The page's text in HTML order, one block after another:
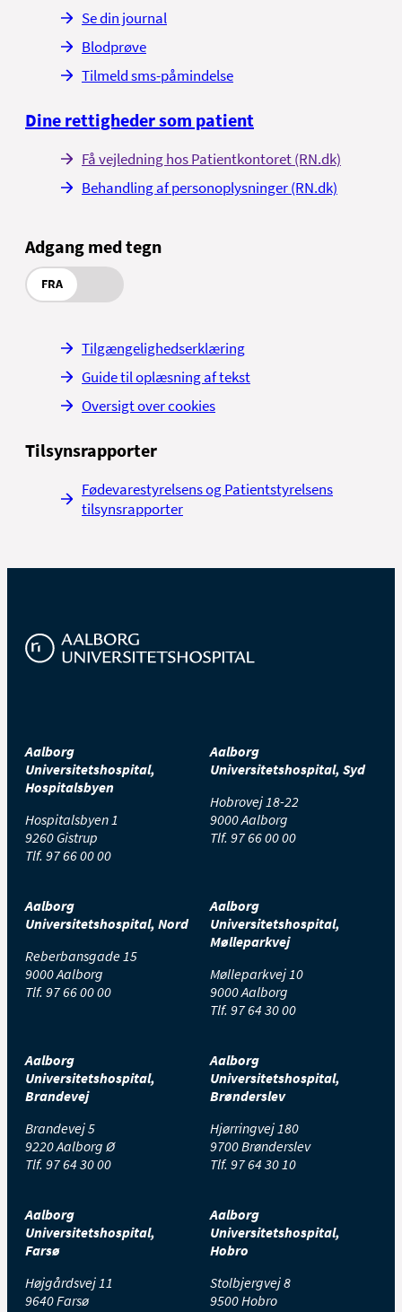
Se din journal
Blodprøve
Tilmeld sms-påmindelse
Dine rettigheder som patient
Få vejledning hos Patientkontoret (RN.dk)
Behandling af personoplysninger (RN.dk)
Adgang med tegn
FRA
Tilgængelighedserklæring
Guide til oplæsning af tekst
Oversigt over cookies
Tilsynsrapporter
Fødevarestyrelsens og Patientstyrelsens
tilsynsrapporter
Aalborg
Universitetshospital,
Hospitalsbyen
Hospitalsbyen 1
9260 Gistrup
Tlf. 97 66 00 00
Aalborg
Universitetshospital, Syd
Hobrovej 18-22
9000 Aalborg
Tlf. 97 66 00 00
Aalborg
Universitetshospital, Nord
Reberbansgade 15
9000 Aalborg
Tlf. 97 66 00 00
Aalborg
Universitetshospital,
Mølleparkvej
Mølleparkvej 10
9000 Aalborg
Tlf. 97 64 30 00
Aalborg
Universitetshospital,
Brandevej
Brandevej 5
9220 Aalborg Ø
Tlf. 97 64 30 00
Aalborg
Universitetshospital,
Brønderslev
Hjørringvej 180
9700 Brønderslev
Tlf. 97 64 30 10
Aalborg
Universitetshospital,
Farsø
Højgårdsvej 11
9640 Farsø
Aalborg
Universitetshospital,
Hobro
Stolbjergvej 8
9500 Hobro